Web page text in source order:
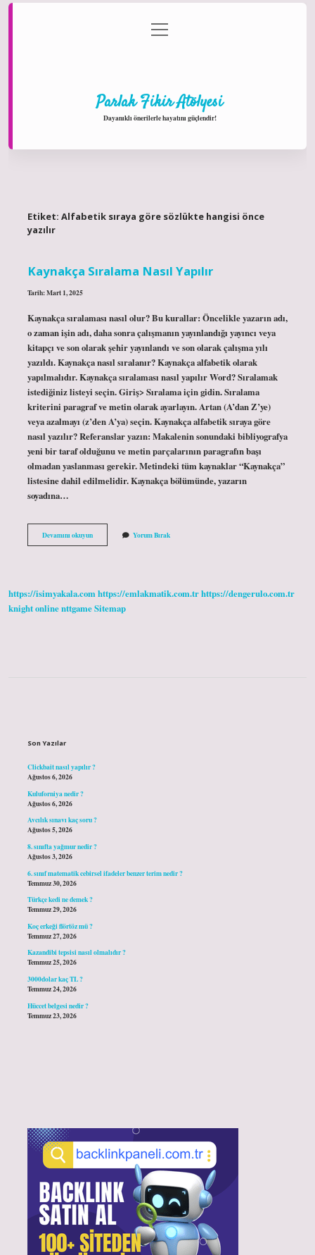
Gizlilik Politikası
menüyü
aç
Parlak Fikir Atölyesi
Dayanıklı önerilerle hayatını güçlendir!
Etiket: Alfabetik sıraya göre sözlükte hangisi önce
yazılır
Kaynakça Sıralama Nasıl Yapılır
Tarih: Mart 1, 2025
Kaynakça sıralaması nasıl olur? Bu kurallar: Öncelikle yazarın adı,
o zaman işin adı, daha sonra çalışmanın yayınlandığı yayıncı veya
kitapçı ve son olarak şehir yayınlandı ve son olarak çalışma yılı
yazıldı. Kaynakça nasıl sıralanır? Kaynakça alfabetik olarak
yapılmalıdır. Kaynakça sıralaması nasıl yapılır Word? Sıralamak
istediğiniz listeyi seçin. Giriş> Sıralama için gidin. Sıralama
kriterini paragraf ve metin olarak ayarlayın. Artan (A’dan Z’ye)
veya azalmayı (z’den A’ya) seçin. Kaynakça alfabetik sıraya göre
nasıl yazılır? Referanslar yazın: Makalenin sonundaki bibliyografya
yeni bir taraf olduğunu ve metin parçalarının paragrafın başı
olmadan yaslanması gerekir. Metindeki tüm kaynaklar “Kaynakça”
listesine dahil edilmelidir. Kaynakça bölümünde, yazarın
soyadına…
Devamını okuyunKaynakça
Sıralama
Yorum Bırak
https://isimyakala.comhttps://emlakmatik.com.trhttps://dengerulo.com.tr
knight onlinenttgameSitemap
Son Yazılar
Clickbait nasıl yapılır ?
Ağustos 6, 2026
Kuluforniya nedir ?
Ağustos 6, 2026
Avcılık sınavı kaç soru ?
Ağustos 5, 2026
8. sınıfta yağmur nedir ?
Ağustos 3, 2026
6. sınıf matematik cebirsel ifadeler benzer terim nedir ?
Temmuz 30, 2026
Türkçe kedi ne demek ?
Temmuz 29, 2026
Koç erkeği flörtöz mü ?
Temmuz 27, 2026
Kazandibi tepsisi nasıl olmalıdır ?
Temmuz 25, 2026
3000dolar kaç TL ?
Temmuz 24, 2026
Hüccet belgesi nedir ?
Temmuz 23, 2026